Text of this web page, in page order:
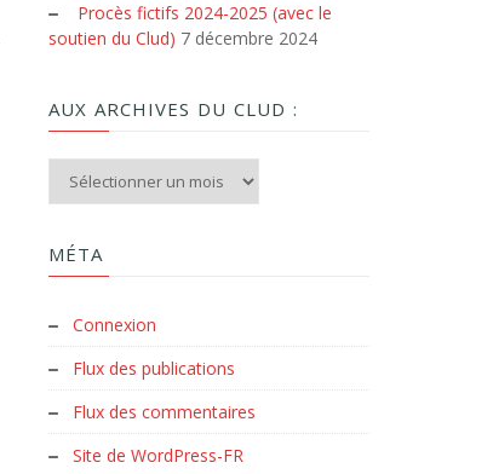
Procès fictifs 2024-2025 (avec le
soutien du Clud) 7 décembre 2024
AUX ARCHIVES DU CLUD :
Aux archives du Clud :
MÉTA
Connexion
Flux des publications
Flux des commentaires
Site de WordPress-FR